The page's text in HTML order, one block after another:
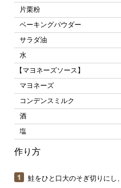
水
【マヨネーズソース】
マヨネーズ
コンデンスミルク
酒
塩
作り方
鮭をひと口大のそぎ切りにし、軽
って下味をつける。